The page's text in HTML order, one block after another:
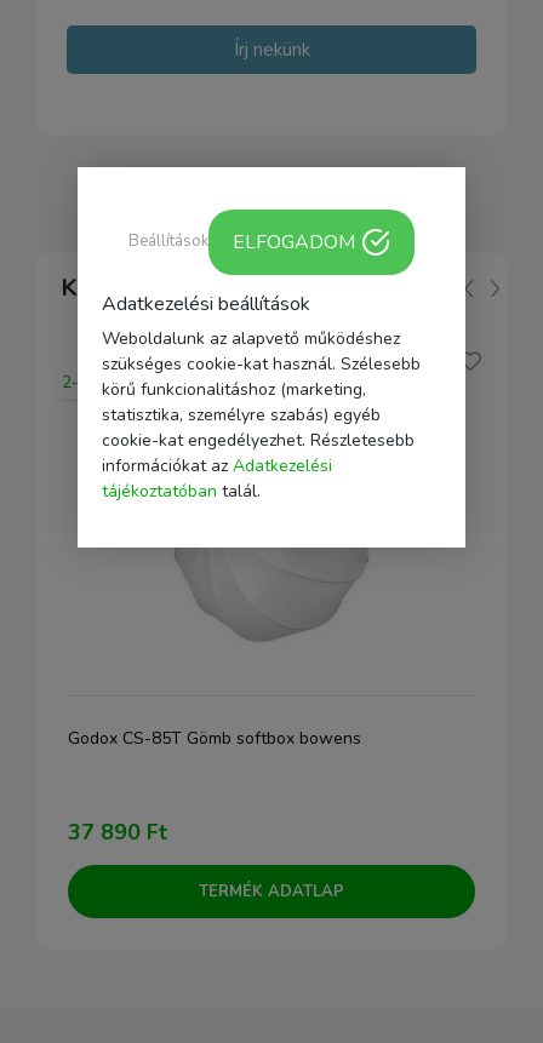
Írj nekünk
Kapcsolódó
2-5 nap
Godox CS-85T Gömb softbox bowens
37 890 Ft
TERMÉK ADATLAP
Adatkezelési beállítások
Weboldalunk az alapvető működéshez
szükséges cookie-kat használ. Szélesebb
körű funkcionalitáshoz (marketing,
statisztika, személyre szabás) egyéb
cookie-kat engedélyezhet. Részletesebb
információkat az Adatkezelési
tájékoztatóban talál.
Beállítások ELFOGADOM